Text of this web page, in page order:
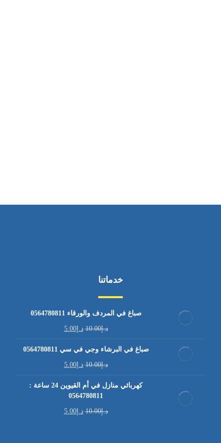
خدماتنا
صباغ في المردف والورقاء 0564780811
د.إ10.00 د.إ5.00
صباغ في البرشاء وجي في سي 0564780811
د.إ10.00 د.إ5.00
كهربائي منازل في أم القيوين 24 ساعة :
0564780811
د.إ10.00 د.إ5.00